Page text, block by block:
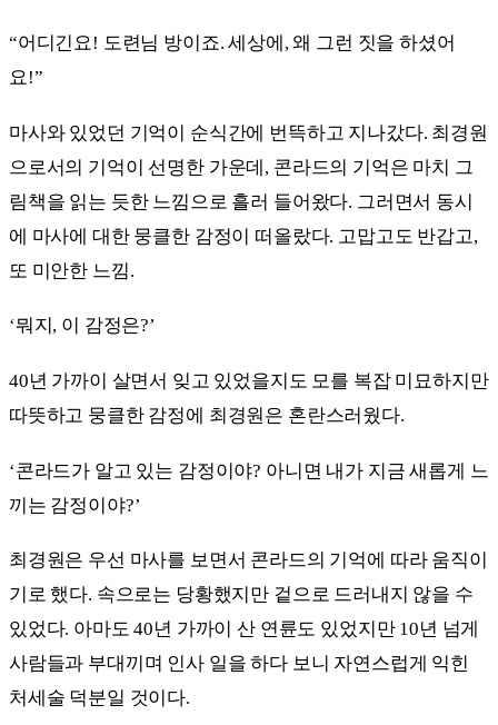
“어디긴요! 도련님 방이죠. 세상에, 왜 그런 짓을 하셨어
요!”
마사와 있었던 기억이 순식간에 번뜩하고 지나갔다. 최경원
으로서의 기억이 선명한 가운데, 콘라드의 기억은 마치 그
림책을 읽는 듯한 느낌으로 흘러 들어왔다. 그러면서 동시
에 마사에 대한 뭉클한 감정이 떠올랐다. 고맙고도 반갑고,
또 미안한 느낌.
‘뭐지, 이 감정은?’
40년 가까이 살면서 잊고 있었을지도 모를 복잡 미묘하지만
따뜻하고 뭉클한 감정에 최경원은 혼란스러웠다.
‘콘라드가 알고 있는 감정이야? 아니면 내가 지금 새롭게 느
끼는 감정이야?’
최경원은 우선 마사를 보면서 콘라드의 기억에 따라 움직이
기로 했다. 속으로는 당황했지만 겉으로 드러내지 않을 수
있었다. 아마도 40년 가까이 산 연륜도 있었지만 10년 넘게
사람들과 부대끼며 인사 일을 하다 보니 자연스럽게 익힌
처세술 덕분일 것이다.